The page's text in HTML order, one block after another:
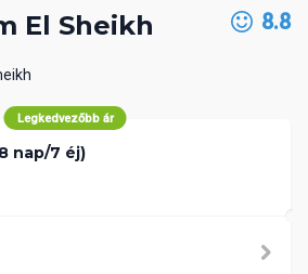
El Sheikh 8.8
Legkedvezőbb ár
nap/7 éj)